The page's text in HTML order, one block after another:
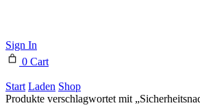
Sign In
0 Cart
Start Laden Shop
Produkte verschlagwortet mit